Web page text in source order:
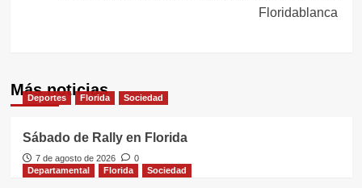
Floridablanca
Más noticias
Deportes Florida Sociedad
Sábado de Rally en Florida
7 de agosto de 2026
0
Departamental
Florida Sociedad